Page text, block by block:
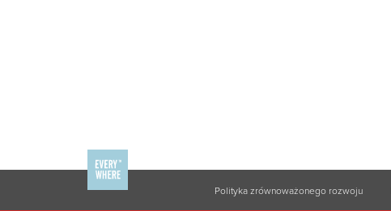
Polityka zrównoważonego rozwoju